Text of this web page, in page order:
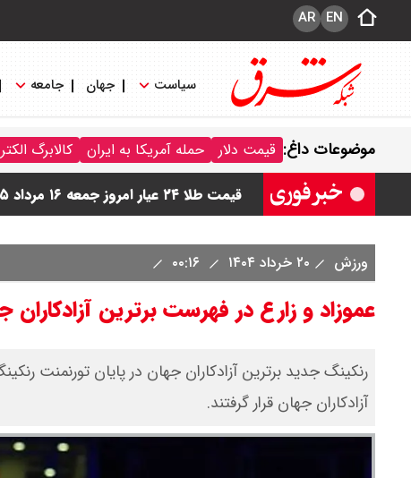
EN
AR
سیاست جهان جامعه
موضوعات داغ: قیمت دلار حمله آمریکا به ایران کالابرگ
قیمت دینار عراق امروز جمعه ۱۶ مرداد ۱۴۰۵ اعلام شد + جدول
قیمت سکه امامی امروز جمعه ۱۶ مرداد ۱۴۰۵ اعلام شد/ کاهش قیمت سکه
قیمت طلا ۲۴ عیار امروز جمعه ۱۶ مرداد ۱۴۰۵/ صعود طلا ادامه‌دار شد
قیمت نفت امروز جمعه ۱۶ مرداد ۱۴۰۵ / نفت صعودی شد + جدول
ورزش ۲۰ خرداد ۱۴۰۴
عموزاد و زارع در فهرست برترین آزادکاران
رنکینگ جدید برترین آزادکاران جهان در پایان تورنمنت
آزادکاران جهان قرار گرفتند.